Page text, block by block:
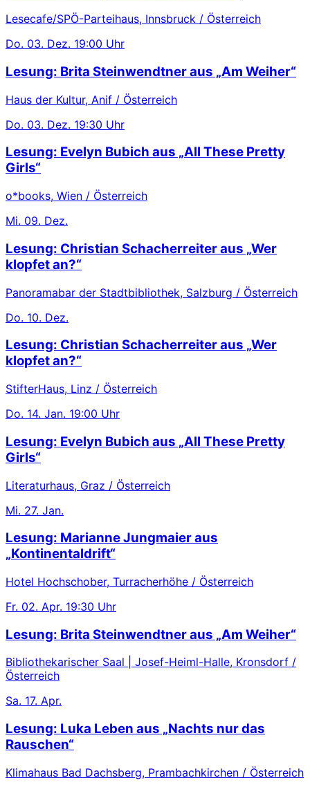
Lesecafe/SPÖ-Parteihaus, Innsbruck / Österreich
Do. 03. Dez. 19:00 Uhr
Lesung: Brita Steinwendtner aus „Am Weiher“
Haus der Kultur, Anif / Österreich
Do. 03. Dez. 19:30 Uhr
Lesung: Evelyn Bubich aus „All These Pretty
Girls“
o*books, Wien / Österreich
Mi. 09. Dez.
Lesung: Christian Schacherreiter aus „Wer
klopfet an?“
Panoramabar der Stadtbibliothek, Salzburg / Österreich
Do. 10. Dez.
Lesung: Christian Schacherreiter aus „Wer
klopfet an?“
StifterHaus, Linz / Österreich
Do. 14. Jan. 19:00 Uhr
Lesung: Evelyn Bubich aus „All These Pretty
Girls“
Literaturhaus, Graz / Österreich
Mi. 27. Jan.
Lesung: Marianne Jungmaier aus
„Kontinentaldrift“
Hotel Hochschober, Turracherhöhe / Österreich
Fr. 02. Apr. 19:30 Uhr
Lesung: Brita Steinwendtner aus „Am Weiher“
Bibliothekarischer Saal | Josef-Heiml-Halle, Kronsdorf /
Österreich
Sa. 17. Apr.
Lesung: Luka Leben aus „Nachts nur das
Rauschen“
Klimahaus Bad Dachsberg, Prambachkirchen / Österreich